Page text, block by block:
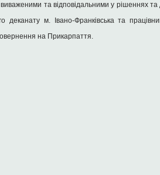
та відповідальними у рішеннях
м. Івано-Франківська та
на Прикарпаття.